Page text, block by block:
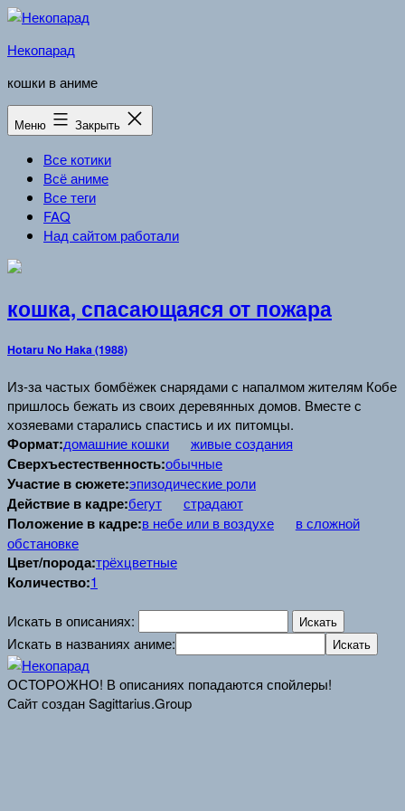
Перейти
содержимому
Некопарад
кошки в аниме
Меню Закрыть
Все котики
Всё аниме
Все теги
FAQ
Над сайтом работали
кошка, спасающаяся от пожара
Hotaru No Haka (1988)
Из-за частых бомбёжек снарядами с напалмом жителям Кобе
пришлось бежать из своих деревянных домов. Вместе с
хозяевами старались спастись и их питомцы.
Формат:домашние кошки живые создания
Сверхъестественность:обычные
Участие в сюжете:эпизодические роли
Действие в кадре:бегут страдают
Положение в кадре:в небе или в воздухе
в сложной
обстановке
Цвет/порода:трёхцветные
Количество:1
Искать в описаниях:
Искать в названиях аниме:
ОСТОРОЖНО! В описаниях попадаются спойлеры!
Сайт создан Sagittarius.Group